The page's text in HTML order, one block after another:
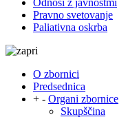
Odnosi z javnostmi
Pravno svetovanje
Paliativna oskrba
O zbornici
Predsednica
+ - Organi zbornice
Skupščina